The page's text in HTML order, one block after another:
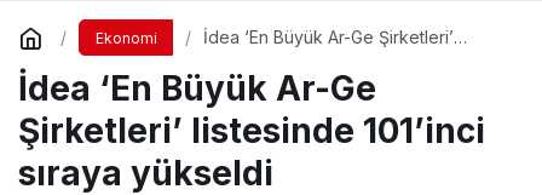
Ekonomi
İdea ‘En Büyük Ar-Ge Şirketleri’
İdea ‘En Büyük Ar-Ge
Şirketleri’ listesinde 101’inci
sıraya yükseldi